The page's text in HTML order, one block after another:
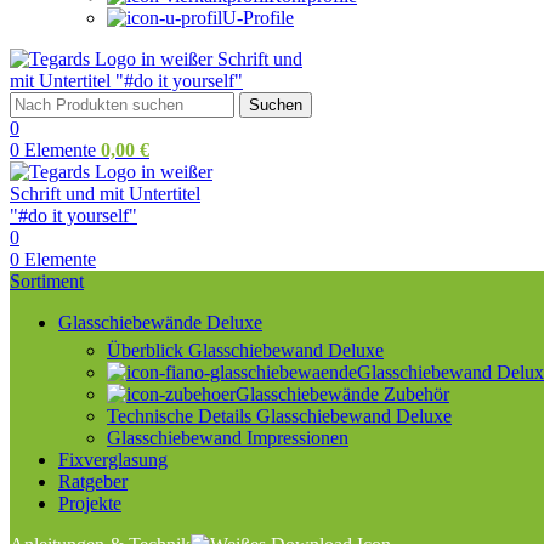
U-Profile
Suchen
0
0 Elemente 0,00 €
0
0 Elemente
Sortiment
Glasschiebewände Deluxe
Überblick Glasschiebewand Deluxe
Glasschiebewand
Glasschiebewände Zubehör
Technische Details Glasschiebewand Deluxe
Glasschiebewand Impressionen
Fixverglasung
Ratgeber
Projekte